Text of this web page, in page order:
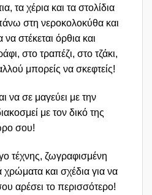
τα χέρια και τα στολίδια
στη νεροκολοκύθα και
στέκεται όρθια και
στο τραπέζι, στο τζάκι,
μπορείς να σκεφτείς!
να σε μαγεύει με την
με τον δικό της
σου!
τέχνης, ζωγραφισμένη
και σχέδια για να
αρέσει το περισσότερο!